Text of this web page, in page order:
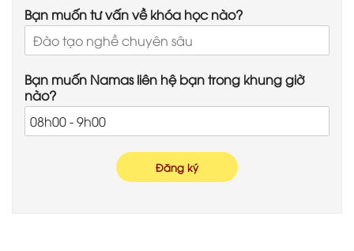
Bạn muốn tư vấn về khóa học nào?
Bạn muốn Namas liên hệ bạn trong khung giờ
nào?
Đăng ký